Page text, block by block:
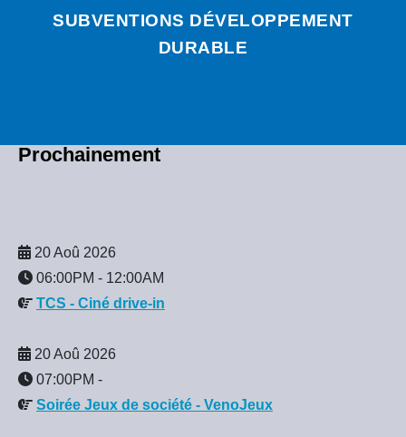
SUBVENTIONS DÉVELOPPEMENT
DURABLE
Prochainement
20 Aoû 2026
06:00PM - 12:00AM
TCS - Ciné drive-in
20 Aoû 2026
07:00PM -
Soirée Jeux de société - VenoJeux